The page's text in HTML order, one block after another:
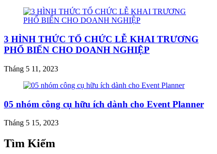
3 HÌNH THỨC TỔ CHỨC LỄ KHAI TRƯƠNG
PHỔ BIẾN CHO DOANH NGHIỆP
Tháng 5 11, 2023
05 nhóm công cụ hữu ích dành cho Event Planner
Tháng 5 15, 2023
Tìm Kiếm